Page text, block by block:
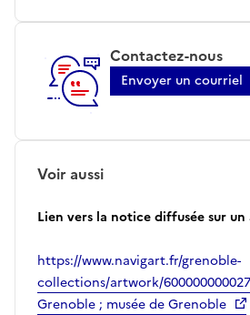
Contactez-nous
Envoyer un courriel
Voir aussi
Lien vers la notice diffusée sur
https://www.navigart.fr/grenoble-
collections/artwork/
Grenoble ; musée de Grenoble